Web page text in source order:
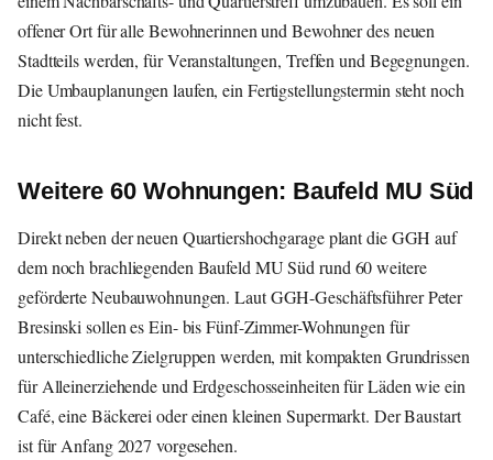
offener Ort für alle Bewohnerinnen und Bewohner des neuen
Stadtteils werden, für Veranstaltungen, Treffen und Begegnungen.
Die Umbauplanungen laufen, ein Fertigstellungstermin steht noch
nicht fest.
Weitere 60 Wohnungen: Baufeld MU Süd
Direkt neben der neuen Quartiershochgarage plant die GGH auf
dem noch brachliegenden Baufeld MU Süd rund 60 weitere
geförderte Neubauwohnungen. Laut GGH-Geschäftsführer Peter
Bresinski sollen es Ein- bis Fünf-Zimmer-Wohnungen für
unterschiedliche Zielgruppen werden, mit kompakten Grundrissen
für Alleinerziehende und Erdgeschosseinheiten für Läden wie ein
Café, eine Bäckerei oder einen kleinen Supermarkt. Der Baustart
ist für Anfang 2027 vorgesehen.